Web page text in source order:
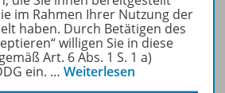
für Privatpersonen).
Jetzt kostengünstig
Probelesen oder gleich zum
Vorteilspreis abonnieren!
im Rahmen Ihrer Nutzung der
haben. Durch Betätigen des
willigen Sie in diese
Art. 6 Abs. 1 S. 1 a)
ein. … Weiterlesen